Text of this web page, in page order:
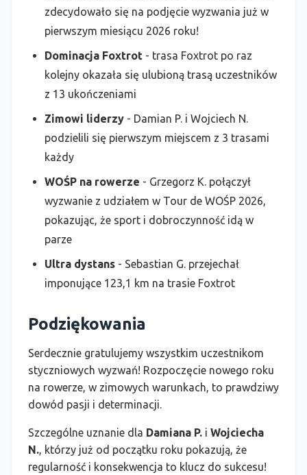
zdecydowało się na podjęcie wyzwania już w
pierwszym miesiącu 2026 roku!
Dominacja Foxtrot - trasa Foxtrot po raz
kolejny okazała się ulubioną trasą uczestników
z 13 ukończeniami
Zimowi liderzy - Damian P. i Wojciech N.
podzielili się pierwszym miejscem z 3 trasami
każdy
WOŚP na rowerze - Grzegorz K. połączył
wyzwanie z udziałem w Tour de WOŚP 2026,
pokazując, że sport i dobroczynność idą w
parze
Ultra dystans - Sebastian G. przejechał
imponujące 123,1 km na trasie Foxtrot
Podziękowania
Serdecznie gratulujemy wszystkim uczestnikom
styczniowych wyzwań! Rozpoczęcie nowego roku
na rowerze, w zimowych warunkach, to prawdziwy
dowód pasji i determinacji.
Szczególne uznanie dla Damiana P. i Wojciecha
N., którzy już od początku roku pokazują, że
regularność i konsekwencja to klucz do sukcesu!